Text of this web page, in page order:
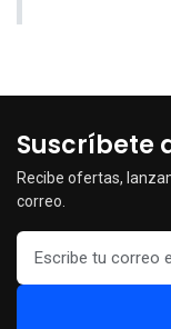
Suscríbete
Recibe ofertas,
correo.